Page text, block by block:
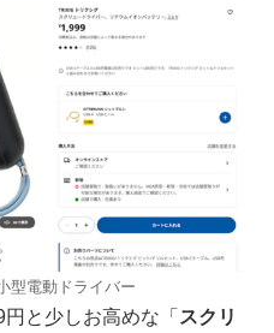
型電動ドライバー
と少しお高めな「 スクリ